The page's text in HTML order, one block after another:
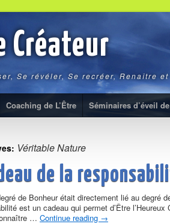
Créateur
Se révéler, Se recréer, Renaître
Coaching de L’Être Séminaires d’éveil
Véritable Nature
de la
de Bonheur était directement lié au degré
est un cadeau qui permet d’Être
… Continue reading →